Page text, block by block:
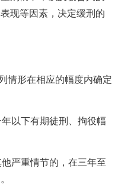
现等因素，决定缓刑的
形在相应的幅度内确定
以下有期徒刑、拘役幅
严重情节的，在三年至